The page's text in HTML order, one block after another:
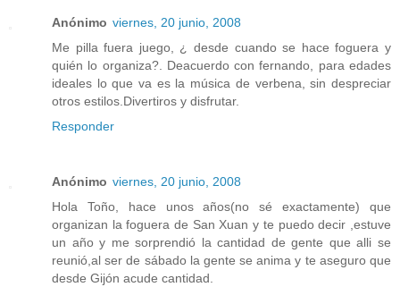
Anónimo viernes, 20 junio, 2008
Me pilla fuera juego, ¿ desde cuando se hace foguera y
quién lo organiza?. Deacuerdo con fernando, para edades
ideales lo que va es la música de verbena, sin despreciar
otros estilos.Divertiros y disfrutar.
Responder
Anónimo viernes, 20 junio, 2008
Hola Toño, hace unos años(no sé exactamente) que
organizan la foguera de San Xuan y te puedo decir ,estuve
un año y me sorprendió la cantidad de gente que alli se
reunió,al ser de sábado la gente se anima y te aseguro que
desde Gijón acude cantidad.